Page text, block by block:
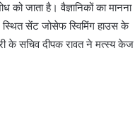
को जाता है। वैज्ञानिकों का मानना
स्थित सेंट जोसेफ स्विमिंग हाउस के
के सचिव दीपक रावत ने मत्स्य केज